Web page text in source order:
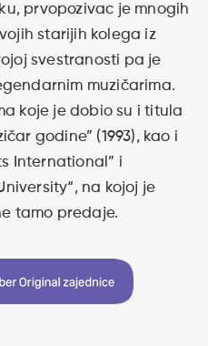
prvopozivac je mnogih
starijih kolega iz
svestranosti pa je
muzičarima.
koje je dobio su i titula
godine” (1993), kao i
International” i
na kojoj je
tamo predaje.